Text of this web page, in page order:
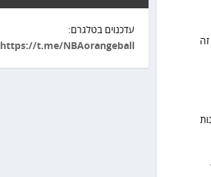
זה
עדכנוים בטלגרם:
https://t.me/NBAorangeball